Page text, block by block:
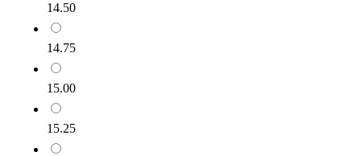
14.50
14.75
15.00
15.25